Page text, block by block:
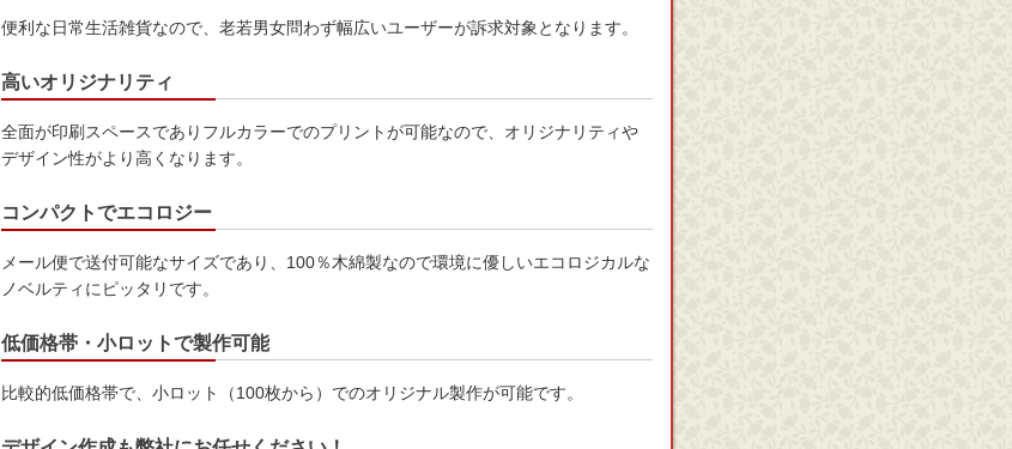
便利な日常生活雑貨なので、老若男女問わず幅広いユーザーが訴求対象となります。
高いオリジナリティ
全面が印刷スペースでありフルカラーでのプリントが可能なので、オリジナリティや
デザイン性がより高くなります。
コンパクトでエコロジー
メール便で送付可能なサイズであり、100％木綿製なので環境に優しいエコロジカルな
ノベルティにピッタリです。
低価格帯・小ロットで製作可能
比較的低価格帯で、小ロット（100枚から）でのオリジナル製作が可能です。